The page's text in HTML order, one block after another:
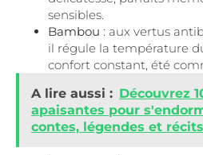
sensibles.
Bambou : aux vertus
il régule la température
confort constant, été
A lire aussi : Découvrez
apaisantes pour
contes, légendes et